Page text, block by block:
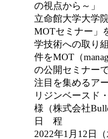
の視点から～」
立命館大学大学
MOTセミナー」
学技術への取り
件をMOT（
の公開セミナー
注目を集めるア
リジンベースド
様（株式会社
日 程
2022年1月12日